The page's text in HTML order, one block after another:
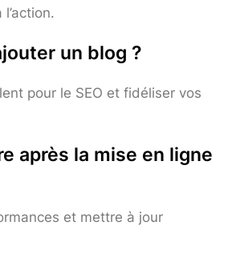
un blog ?
pour le SEO et fidéliser vos
après la mise en ligne
et mettre à jour